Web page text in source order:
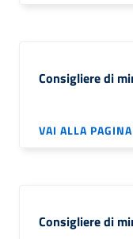
Consigliere di
VAI ALLA PAGINA
Consigliere di